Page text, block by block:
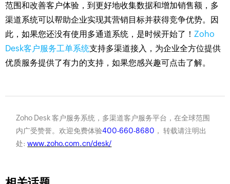
范围和改善客户体验，到更好地收集数据和增加销售额，多
渠道系统可以帮助企业实现其营销目标并获得竞争优势。因
此，如果您还没有使用多通道系统，是时候开始了！ Zoho
Desk客户服务工单系统支持多渠道接入，为企业全方位提供
优质服务提供了有力的支持，如果您感兴趣可点击了解。
Zoho Desk 客户服务系统，多渠道客户服务平台，在全球范围
内广受赞誉。欢迎免费体验400-660-8680 ， 转载请注明出
处:www.zoho.com.cn/desk/